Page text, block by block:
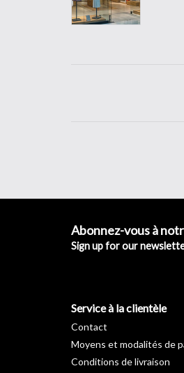
Abonnez-vous à
Sign up for our
Service à la clientèle
Contact
Moyens et modalités de
Conditions de livraison